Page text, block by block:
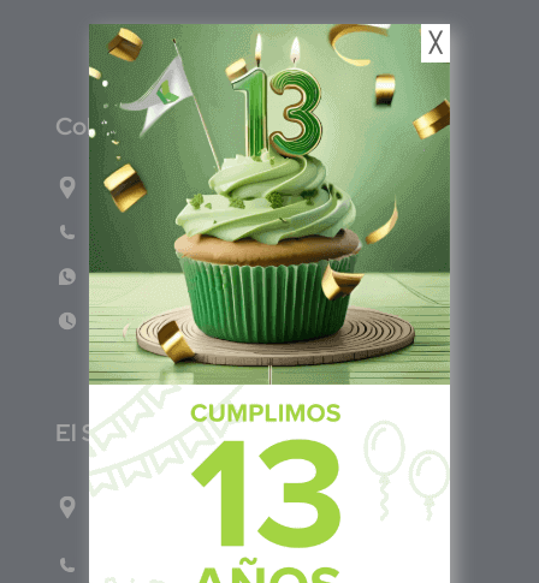
Colombia
Carrera 71G #117-67 INT 3 OFI 701
Teléfono: (601) 522 3869
WhatsApp: +57 317 4651554
Lun - Vie 8:00am - 5:00pm
El Salvador
1ro Cll Pte, y 61 Av Nte, #3206, Local 9, San
Teléfono: +503 6986 1402
╳